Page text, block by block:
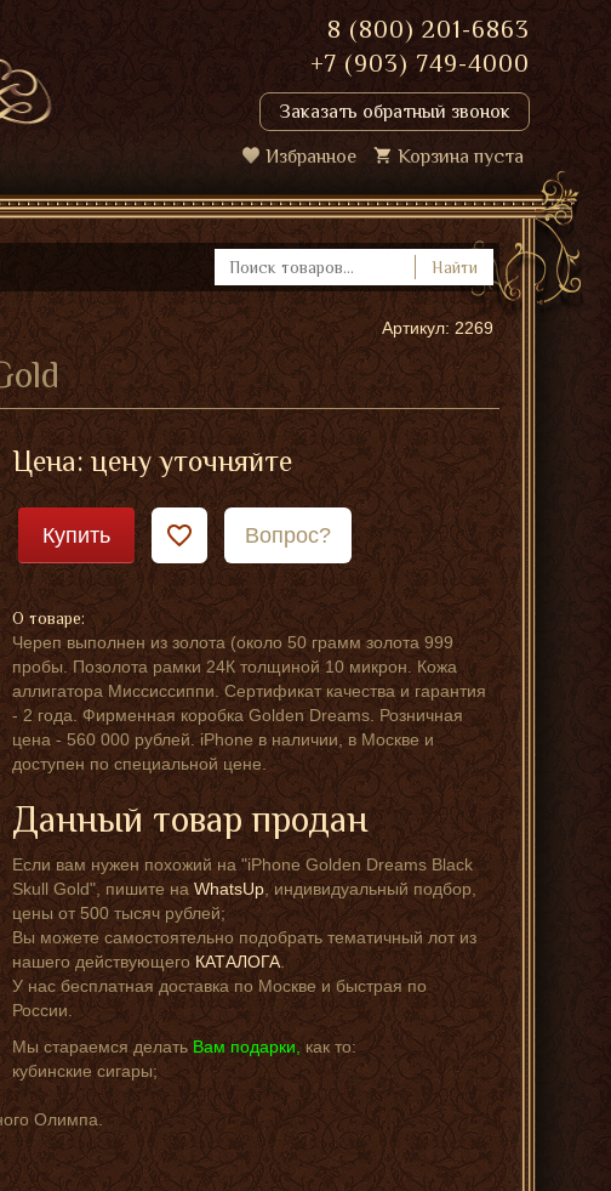
8 (800) 201-6863
+7 (903) 749-4000
Заказать обратный звонок
Избранное Корзина пуста
Найти
Артикул: 2269
Цена: цену уточняйте
Купить Вопрос?
О товаре:
Череп выполнен из золота (около 50 грамм золота 999
пробы. Позолота рамки 24К толщиной 10 микрон. Кожа
аллигатора Миссиссиппи. Сертификат качества и гарантия
- 2 года. Фирменная коробка Golden Dreams. Розничная
цена - 560 000 рублей. iPhone в наличии, в Москве и
доступен по специальной цене.
Данный товар продан
Если вам нужен похожий на "iPhone Goldеn Drеams Black
Skull Gold", пишите наWhatsUp, индивидуальный подбор,
цены от 500 тысяч рублей;
Вы можете самостоятельно подобрать тематичный лот из
нашего действующегоКАТАЛОГА.
У нас бесплатная доставка по Москве и быстрая по
России.
Мы стараемся делатьВам подарки,как то:
кубинские сигары;
Олимпа.